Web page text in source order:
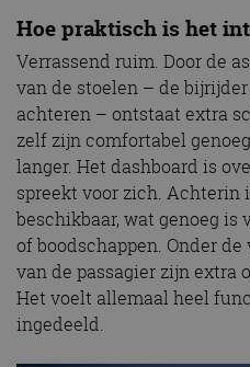
Hoe praktisch is het
Verrassend ruim. Door de
van de stoelen – de
achteren – ontstaat extra
zelf zijn comfortabel
langer. Het dashboard is
spreekt voor zich. Achterin
beschikbaar, wat genoeg is
of boodschappen. Onder
van de passagier zijn extra
Het voelt allemaal heel
ingedeeld.